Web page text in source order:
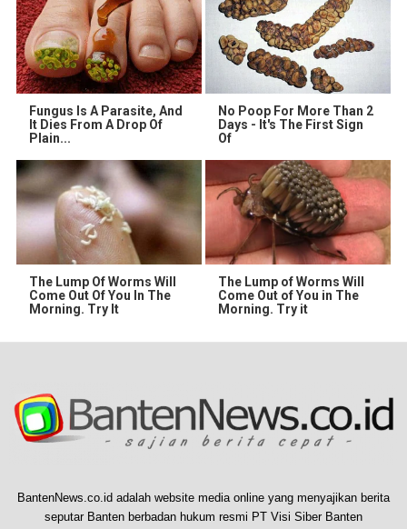
Fungus Is A Parasite, And
It Dies From A Drop Of
Plain...
No Poop For More Than 2
Days - It's The First Sign
Of
The Lump Of Worms Will
Come Out Of You In The
Morning. Try It
The Lump of Worms Will
Come Out of You in The
Morning. Try it
BantenNews.co.id adalah website media online yang menyajikan berita
seputar Banten berbadan hukum resmi PT Visi Siber Banten